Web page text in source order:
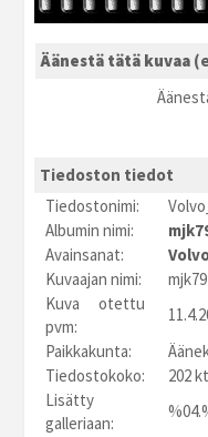
Äänestä tätä kuvaa
Tiedoston tiedot
Tiedostonimi:
Albumin nimi:
Avainsanat:
Kuvaajan nimi:
mjk79
Kuva otettu
pvm:
Paikkakunta:
Tiedostokoko:
202 kt
Lisätty
galleriaan: